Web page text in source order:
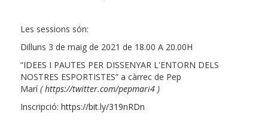
Les sessions són:
Dilluns 3 de maig de 2021 de 18.00 A 20.00H
“IDEES I PAUTES PER DISSENYAR L'ENTORN DELS
NOSTRES ESPORTISTES” a càrrec de Pep
Marí(https://twitter.com/pepmari4 )
Inscripció:https://bit.ly/319nRDn